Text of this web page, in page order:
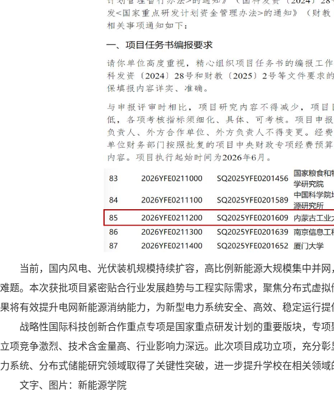
当前，国内风电、光伏装机规模持续扩容，高比例新能源大规模集中并
难题。本次获批项目紧密贴合行业发展趋势与工程实际需求，聚焦分布式虚
果将有效提升电网新能源消纳能力，为新型电力系统安全、高效、稳定运行提
战略性国际科技创新合作重点专项是国家重点研发计划的重要版块，专
立项竞争激烈、技术含金量高、行业影响力深远。此次项目成功立项，充分
力系统、分布式储能研究领域取得了关键性突破，进一步提升学校在相关领域
文字、图片：新能源学院